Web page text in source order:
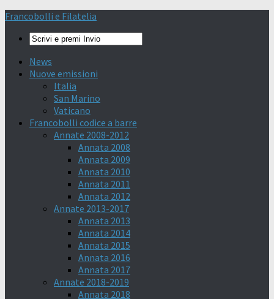
Francobolli e Filatelia
News
Nuove emissioni
Italia
San Marino
Vaticano
Francobolli codice a barre
Annate 2008-2012
Annata 2008
Annata 2009
Annata 2010
Annata 2011
Annata 2012
Annate 2013-2017
Annata 2013
Annata 2014
Annata 2015
Annata 2016
Annata 2017
Annate 2018-2019
Annata 2018